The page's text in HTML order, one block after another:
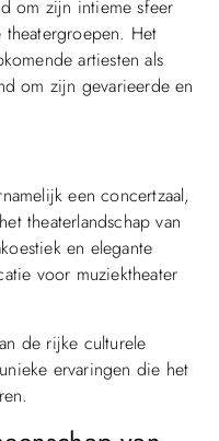
om zijn intieme sfeer
theatergroepen. Het
artiesten als
om zijn gevarieerde en
een concertzaal,
theaterlandschap van
en elegante
voor muziektheater
de rijke culturele
ervaringen die het